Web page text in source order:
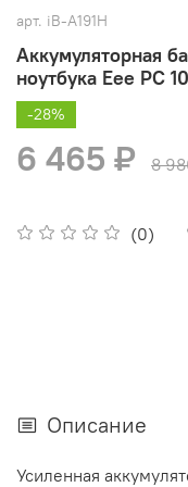
арт. iB-A191H
Аккумуляторная
ноутбука Eee PC
(0)
-28%
6 465 ₽ 8
Описание
Усиленная